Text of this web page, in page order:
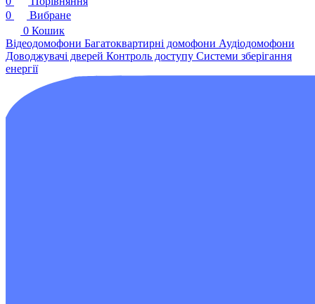
0
Вибране
0 Кошик
Відеодомофони Багатоквартирні домофони Аудіодомофони
Доводжувачі дверей Контроль доступу Системи зберігання
енергії